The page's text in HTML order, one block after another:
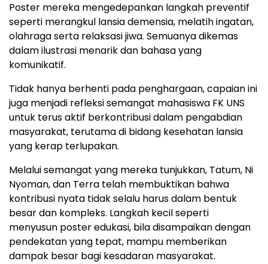
Poster mereka mengedepankan langkah preventif
seperti merangkul lansia demensia, melatih ingatan,
olahraga serta relaksasi jiwa. Semuanya dikemas
dalam ilustrasi menarik dan bahasa yang
komunikatif.
Tidak hanya berhenti pada penghargaan, capaian ini
juga menjadi refleksi semangat mahasiswa FK UNS
untuk terus aktif berkontribusi dalam pengabdian
masyarakat, terutama di bidang kesehatan lansia
yang kerap terlupakan.
Melalui semangat yang mereka tunjukkan, Tatum, Ni
Nyoman, dan Terra telah membuktikan bahwa
kontribusi nyata tidak selalu harus dalam bentuk
besar dan kompleks. Langkah kecil seperti
menyusun poster edukasi, bila disampaikan dengan
pendekatan yang tepat, mampu memberikan
dampak besar bagi kesadaran masyarakat.